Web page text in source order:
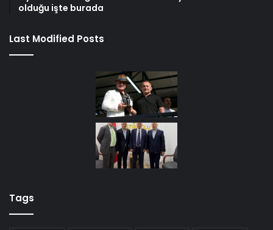
olduğu işte burada
Last Modified Posts
Tags